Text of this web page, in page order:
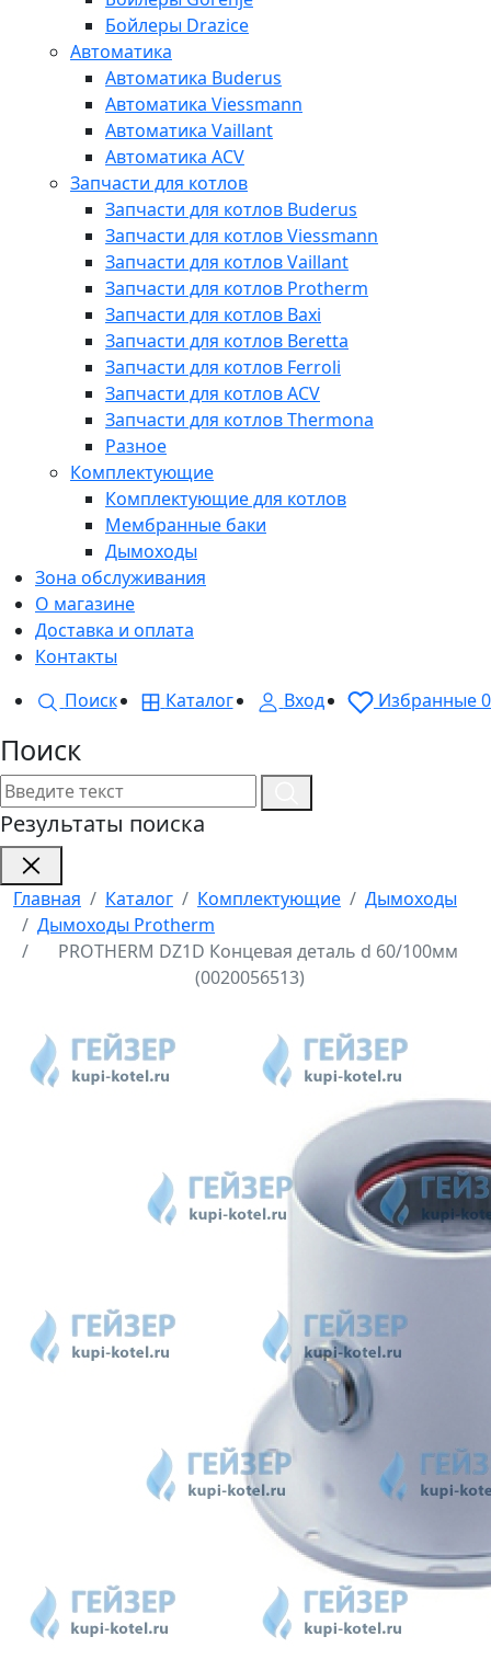
Бойлеры Drazice
Автоматика
Автоматика Buderus
Автоматика Viessmann
Автоматика Vaillant
Автоматика ACV
Запчасти для котлов
Запчасти для котлов Buderus
Запчасти для котлов Viessmann
Запчасти для котлов Vaillant
Запчасти для котлов Protherm
Запчасти для котлов Baxi
Запчасти для котлов Beretta
Запчасти для котлов Ferroli
Запчасти для котлов ACV
Запчасти для котлов Thermona
Разное
Комплектующие
Комплектующие для котлов
Мембранные баки
Дымоходы
Зона обслуживания
О магазине
Доставка и оплата
Контакты
Поиск
Каталог Вход Избранные0
Поиск
Результаты поиска
Главная Каталог Комплектующие
Дымоходы
Дымоходы Protherm
PROTHERM DZ1D Концевая деталь d 60/100мм
(0020056513)